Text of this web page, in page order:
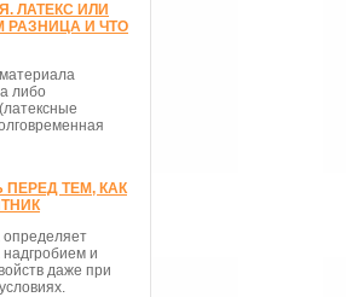
ЛАТЕКС ИЛИ
РАЗНИЦА И ЧТО
либо
ПЕРЕД ТЕМ, КАК
надгробием и
даже при